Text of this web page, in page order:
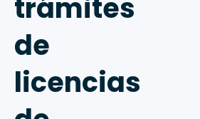
trámites
de
licencias